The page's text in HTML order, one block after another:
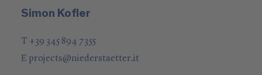
Simon Kofler
T +39 345 894 7355
E projects@niederstaetter.it